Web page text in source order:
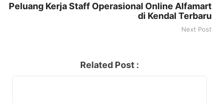
Peluang Kerja Staff Operasional Online Alfamart
di Kendal Terbaru
Next Post
Related Post :